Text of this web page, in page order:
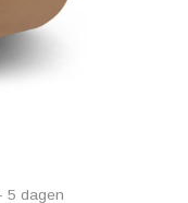
5 dagen